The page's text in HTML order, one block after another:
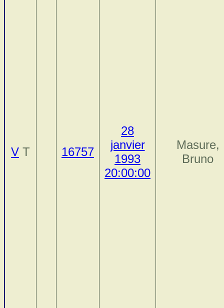
V T 16757
28
janvier
1993
20:00:00
Masure,
Bruno